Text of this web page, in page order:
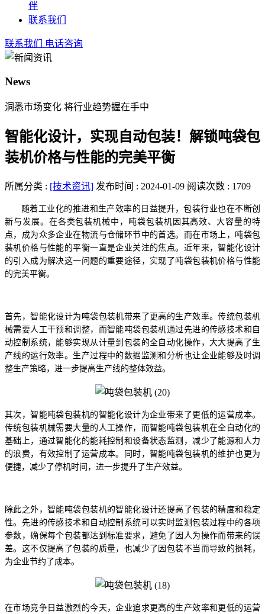
伴
联系我们
联系我们 电话咨询
News
洞悉市场变化 将行业趋势握在手中
智能化设计，实现自动包装！解锁吨袋包
装机价格与性能的完美平衡
所属分类 : [技术资讯] 发布时间 : 2024-01-09 阅读次数 : 1709
随着工业化的推进和生产效率的日益提升，包装行业也在不断创
新与发展。在各类包装机械中，吨袋包装机因其高效、大容量的特
点，成为众多企业在物流与仓储环节中的首选。而在市场上，吨袋包
装机价格与性能的平衡一直是企业关注的焦点。近年来，智能化设计
的引入成为解决这一问题的重要途径，实现了吨袋包装机价格与性能
的完美平衡。
首先，智能化设计为吨袋包装机带来了更高的生产效率。传统包装机
械需要人工干预和调整，而智能吨袋包装机通过先进的传感技术和自
动控制系统，能够实现从计量到包装的全自动化操作，大大提高了生
产线的运行效率。生产过程中的数据监测和分析也让企业能够及时调
整生产策略，进一步提高生产线的整体效益。
其次，智能吨袋包装机的智能化设计为企业带来了更低的运营成本。
传统包装机械需要大量的人工操作，而智能吨袋包装机在全自动化的
基础上，通过智能化的能耗控制和设备状态监测，减少了能源和人力
的浪费，有效控制了运营成本。同时，智能吨袋包装机的维护也更为
便捷，减少了停机时间，进一步提升了生产效益。
除此之外，智能吨袋包装机的智能化设计还提高了包装的精度和稳定
性。先进的传感技术和自动控制系统可以实时监测包装过程中的各项
参数，确保每个包装都达到标准要求，避免了因人为操作而带来的误
差。这不仅提高了包装的质量，也减少了因包装不当而导致的损耗，
为企业节约了成本。
在市场竞争日益激烈的今天，企业追求更高的生产效率和更低的运营